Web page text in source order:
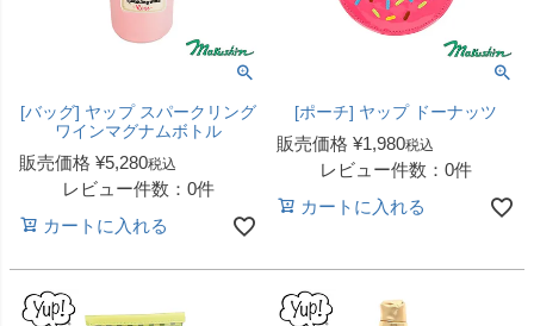
[バッグ] ヤップ スパークリング
ワインマグナムボトル
販売価格 ¥5,280税込
レビュー件数：0件
カートに入れる
[ポーチ] ヤップ ドーナッツ
販売価格 ¥1,980税込
レビュー件数：0件
カートに入れる